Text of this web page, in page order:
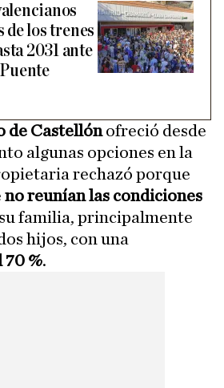
de los trenes
2031 ante
de Castellónofreció desde
algunas opciones en la
rechazó porque
no reunían las condiciones
familia, principalmente
hijos, con una
70 %.